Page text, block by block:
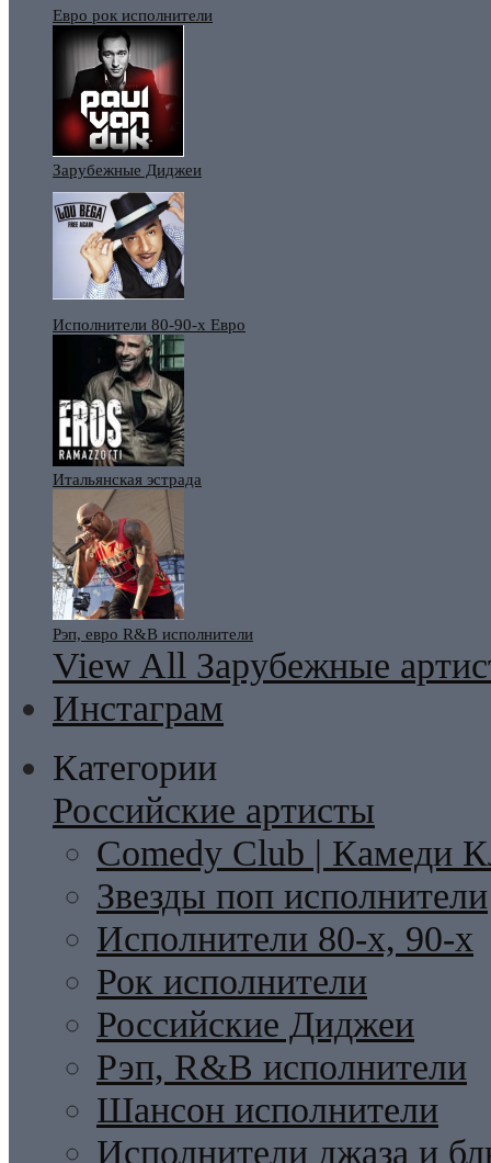
Евро рок исполнители
Зарубежные Диджеи
Исполнители 80-90-х Евро
Итальянская эстрада
Рэп, евро R&B исполнители
View All Зарубежные
Инстаграм
Категории
Российские артисты
Comedy Club | Камеди
Звезды поп исполнители
Исполнители 80-х, 90-х
Рок исполнители
Российские Диджеи
Рэп, R&B исполнители
Шансон исполнители
Исполнители джаза и